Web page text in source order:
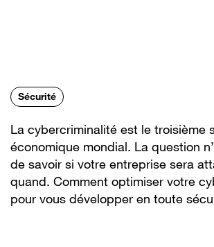
Sécurité
La cybercriminalité est le troisième
économique mondial. La question
de savoir si votre entreprise sera
quand. Comment optimiser votre
pour vous développer en toute